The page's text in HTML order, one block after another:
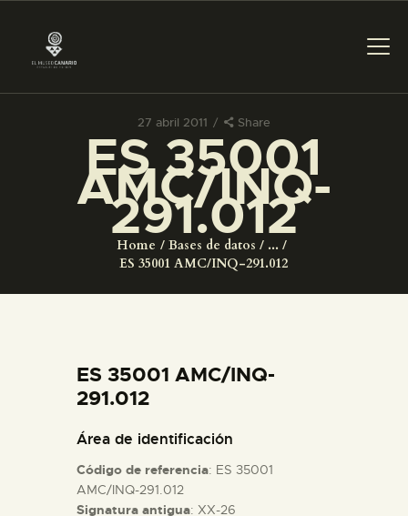
27 abril 2011 Share
ES 35001
AMC/INQ-
291.012
Home Bases de datos
...
ES 35001 AMC/INQ-291.012
PREPARAR LA VISITA
ACTIVIDADES
COLECCIONES
ESPAÑOL
ES 35001 AMC/INQ-
291.012
Área de identificación
Código de referencia: ES 35001
AMC/INQ-291.012
Signatura antigua: XX-26